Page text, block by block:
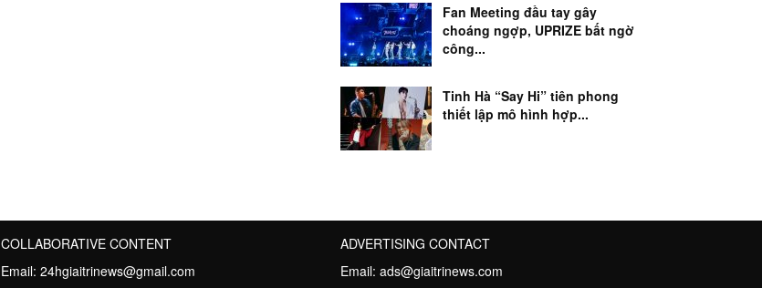
Fan Meeting đầu tay gây
choáng ngợp, UPRIZE bất ngờ
công...
Tinh Hà “Say Hi” tiên phong
thiết lập mô hình hợp...
COLLABORATIVE CONTENT
Email: 24hgiaitrinews@gmail.com
ADVERTISING CONTACT
Email: ads@giaitrinews.com